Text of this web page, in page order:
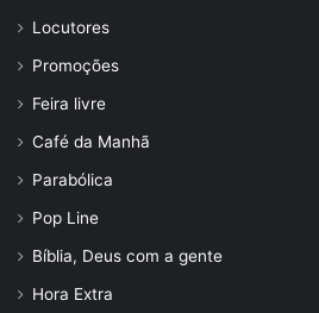
Locutores
Promoções
Feira livre
Café da Manhã
Parabólica
Pop Line
Bíblia, Deus com a gente
Hora Extra